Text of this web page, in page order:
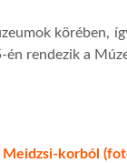
körében,
rendezik a
Meidzsi-korból